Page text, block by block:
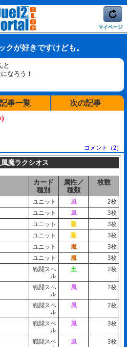
マイページ
クが好きですけども。
と
なろう！
記事一覧
次の記事
)
コメント（2）
風魔ラクシオス
カード
種別
属性／
種類
枚数
ユニット 風
2枚
ユニット 風
3枚
ユニット 聖
3枚
ユニット 聖
3枚
ユニット 魔
3枚
ユニット 魔
3枚
戦闘スペ
ル
土 2枚
戦闘スペ
ル
風 2枚
戦闘スペ
ル
風 2枚
戦闘スペ
ル
風 3枚
戦闘スペ
風 3枚